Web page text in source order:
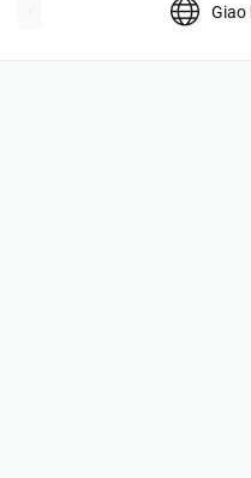
Giao